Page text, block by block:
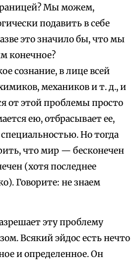
Мы можем,
подавить в себе
это значило бы, что мы
конечное?
сознание, в лице всей
механиков и т. д., и
от этой проблемы просто
ею, отбрасывает ее,
Но тогда
что мир — бесконечен
(хотя последнее
Говорите: не знаем
эту проблему
Всякий эйдос есть нечто
и определенное. Он